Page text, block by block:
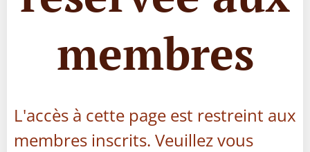
membres
L'accès à cette page est restreint aux
membres inscrits. Veuillez vous